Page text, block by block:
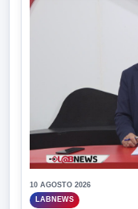
10 AGOSTO 2026
LABNEWS